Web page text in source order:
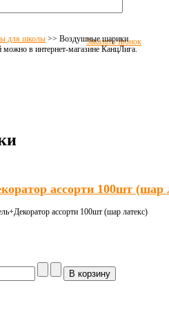
Заказать звонок
для школы >> Воздушные шарики
в интернет-магазине КанцЛига.
ассорти 100шт (шар
ассорти 100шт (шар латекс)